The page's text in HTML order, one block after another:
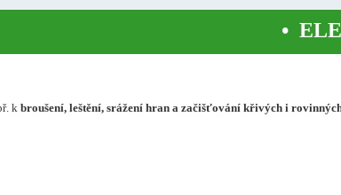
k broušení, leštění, srážení hran a začišťování křivých i